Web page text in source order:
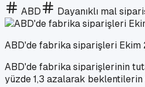
ABD Dayanıklı mal
ABD'de fabrika siparişleri Ekim
ABD'de fabrika siparişlerinin
yüzde 1,3 azalarak